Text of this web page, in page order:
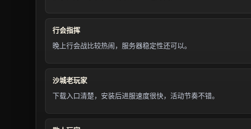
行会指挥
晚上行会战比较热闹，服务器稳定性还可以。
沙城老玩家
下载入口清楚，安装后进服速度很快，活动节奏不错。